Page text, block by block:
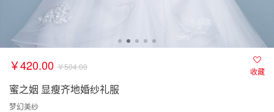
￥420.00 ￥504.00 收藏
蜜之姻 显瘦齐地婚纱礼服
梦幻美纱